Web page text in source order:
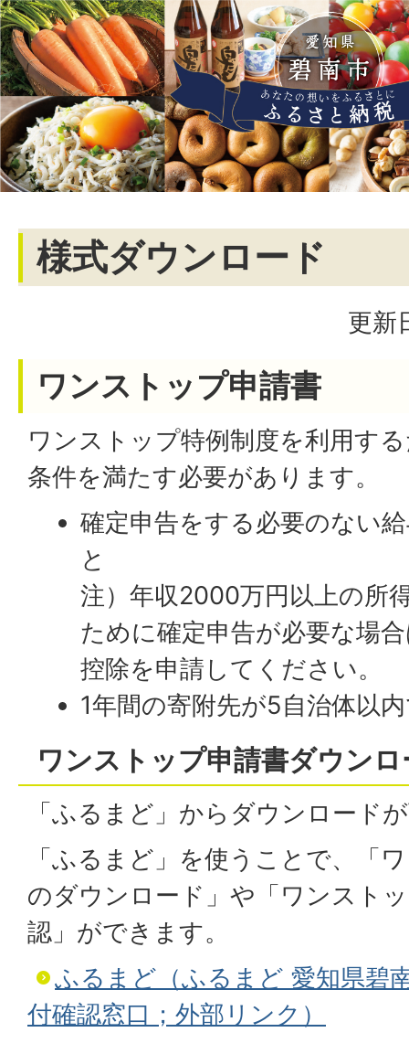
様式ダウンロード
更新
ワンストップ申請書
ワンストップ特例制度を利用す
条件を満たす必要があります。
確定申告をする必要のない
と
注）年収2000万円以上の所
ために確定申告が必要な場
控除を申請してください。
1年間の寄附先が5自治体以
ワンストップ申請書ダウンロ
「ふるまど」からダウンロード
「ふるまど」を使うことで、「
のダウンロード」や「ワンスト
認」ができます。
ふるまど（ふるまど 愛知県碧
付確認窓口；外部リンク）